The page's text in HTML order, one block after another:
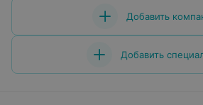
Добавить
Добавить